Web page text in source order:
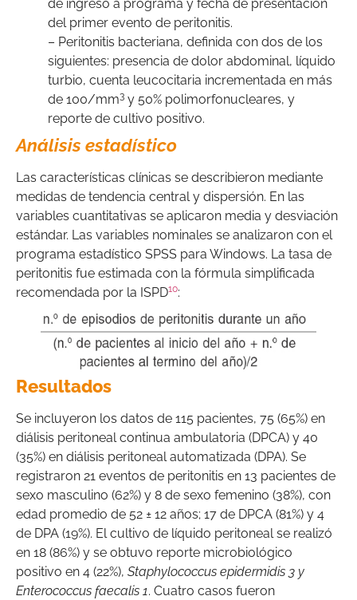
de ingreso a programa y fecha de presentación
del primer evento de peritonitis.
– Peritonitis bacteriana, definida con dos de los
siguientes: presencia de dolor abdominal, líquido
turbio, cuenta leucocitaria incrementada en más
de 100/mm3 y 50% polimorfonucleares, y
reporte de cultivo positivo.
Análisis estadístico
Las características clínicas se describieron mediante
medidas de tendencia central y dispersión. En las
variables cuantitativas se aplicaron media y desviación
estándar. Las variables nominales se analizaron con el
programa estadístico SPSS para Windows. La tasa de
peritonitis fue estimada con la fórmula simplificada
recomendada por la ISPD10:
Resultados
Se incluyeron los datos de 115 pacientes, 75 (65%) en
diálisis peritoneal continua ambulatoria (DPCA) y 40
(35%) en diálisis peritoneal automatizada (DPA). Se
registraron 21 eventos de peritonitis en 13 pacientes de
sexo masculino (62%) y 8 de sexo femenino (38%), con
edad promedio de 52 ± 12 años; 17 de DPCA (81%) y 4
de DPA (19%). El cultivo de líquido peritoneal se realizó
en 18 (86%) y se obtuvo reporte microbiológico
positivo en 4 (22%), Staphylococcus epidermidis 3 y
Enterococcus faecalis 1. Cuatro casos fueron